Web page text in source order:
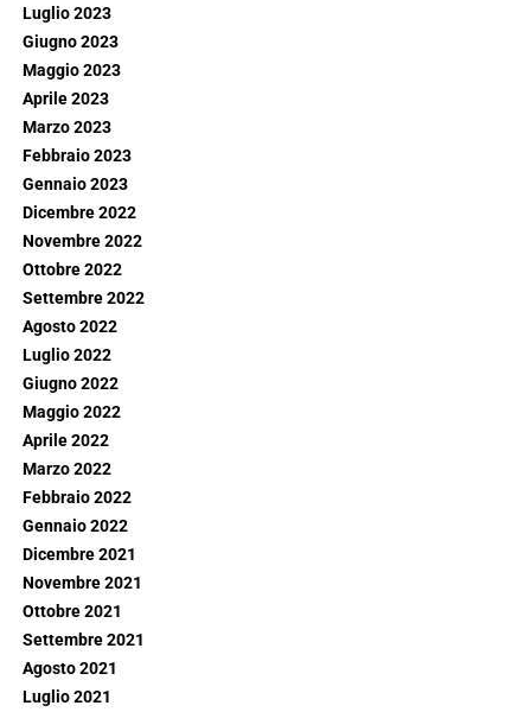
Luglio 2023
Giugno 2023
Maggio 2023
Aprile 2023
Marzo 2023
Febbraio 2023
Gennaio 2023
Dicembre 2022
Novembre 2022
Ottobre 2022
Settembre 2022
Agosto 2022
Luglio 2022
Giugno 2022
Maggio 2022
Aprile 2022
Marzo 2022
Febbraio 2022
Gennaio 2022
Dicembre 2021
Novembre 2021
Ottobre 2021
Settembre 2021
Agosto 2021
Luglio 2021